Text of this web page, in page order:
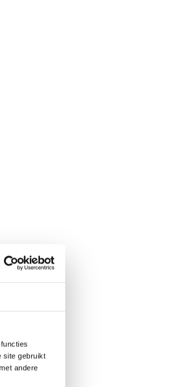
site gebruikt
andere